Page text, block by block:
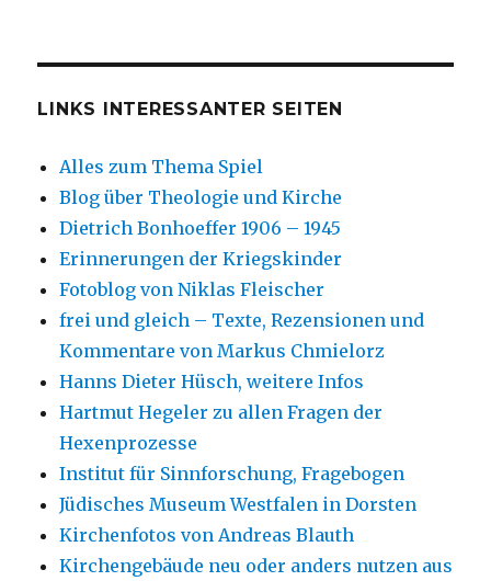
LINKS INTERESSANTER SEITEN
Alles zum Thema Spiel
Blog über Theologie und Kirche
Dietrich Bonhoeffer 1906 – 1945
Erinnerungen der Kriegskinder
Fotoblog von Niklas Fleischer
frei und gleich – Texte, Rezensionen und
Kommentare von Markus Chmielorz
Hanns Dieter Hüsch, weitere Infos
Hartmut Hegeler zu allen Fragen der
Hexenprozesse
Institut für Sinnforschung, Fragebogen
Jüdisches Museum Westfalen in Dorsten
Kirchenfotos von Andreas Blauth
Kirchengebäude neu oder anders nutzen aus